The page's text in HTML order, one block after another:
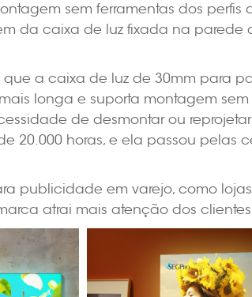
sem ferramentas dos
da caixa de luz fixada na parede
a caixa de luz de 30mm para
longa e suporta montagem
de desmontar ou
20.000 horas, e ela passou
publicidade em varejo, como
atrai mais atenção dos